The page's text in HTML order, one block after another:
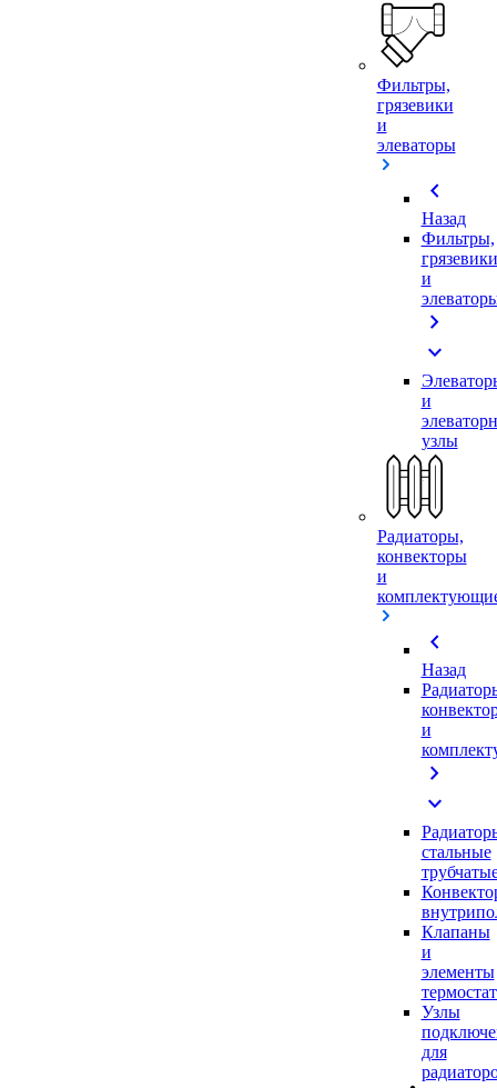
Фильтры,
грязевики
и
элеваторы
chevron_left
Назад
Фильтры,
грязевики
и
chevron_right
expand_more
и
узлы
Радиаторы,
конвекторы
и
chevron_left
Назад
и
chevron_right
expand_more
стальные
Клапаны
и
элементы
Узлы
для